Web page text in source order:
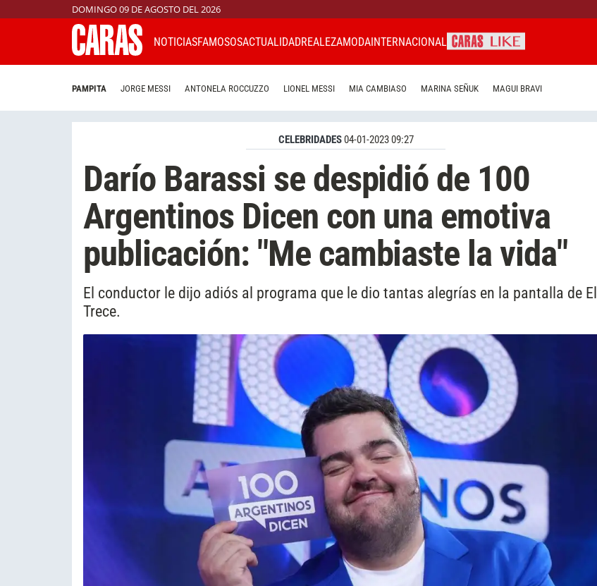
DOMINGO 09 DE AGOSTO DEL 2026
NOTICIASFAMOSOSACTUALIDADREALEZAMODAINTERNACIONAL
PAMPITA JORGE MESSI ANTONELA ROCCUZZO LIONEL MESSI MIA CAMBIASO MARINA SEÑUK MAGUI BRAVI
CELEBRIDADES04-01-2023 09:27
Darío Barassi se despidió de 100
Argentinos Dicen con una emotiva
publicación: "Me cambiaste la vida"
El conductor le dijo adiós al programa que le dio tantas alegrías en la pantalla de El
Trece.